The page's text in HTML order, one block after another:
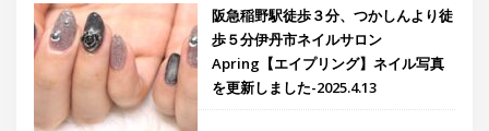
阪急稲野駅徒歩３分、つかしんより徒
歩５分伊丹市ネイルサロン
Apring【エイプリング】ネイル写真
を更新しました-2025.4.13